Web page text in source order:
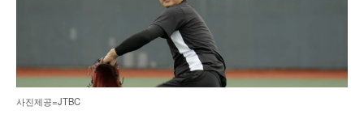
사진제공=JTBC